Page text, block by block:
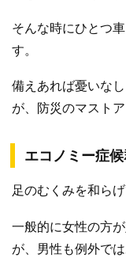
そんな時にひとつ
す。
備えあれば憂いな
が、防災のマストア
エコノミー症候
足のむくみを和ら
一般的に女性の方
が、男性も例外では